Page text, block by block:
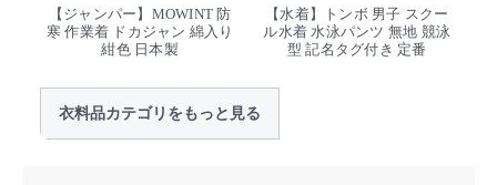
【ジャンパー】MOWINT 防
寒 作業着 ドカジャン 綿入り
紺色 日本製
【水着】トンボ 男子 スクー
ル水着 水泳パンツ 無地 競泳
型 記名タグ付き 定番
衣料品カテゴリをもっと見る